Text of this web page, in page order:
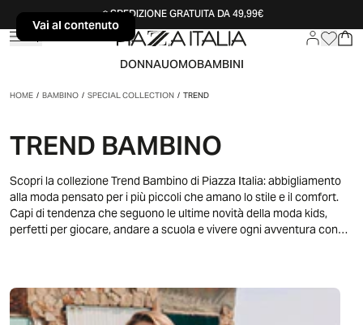
Vai al contenutoSPEDIZIONE GRATUITA DA 49,99€
DONNAUOMOBAMBINI
HOME/BAMBINO/SPECIAL COLLECTION/TREND
TREND BAMBINO
Scopri la collezione Trend Bambino di Piazza Italia: abbigliamento
alla moda pensato per i più piccoli che amano lo stile e il comfort.
Capi di tendenza che seguono le ultime novità della moda kids,
perfetti per giocare, andare a scuola e vivere ogni avventura con
grafiche urban, motivi geometrici e dettagli che catturano
l'attenzione
Vai al contenuto